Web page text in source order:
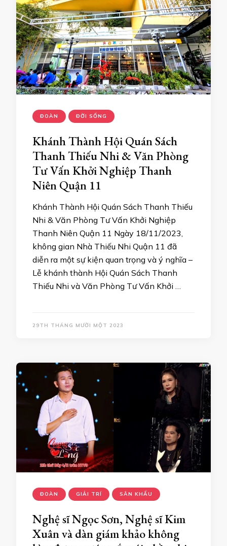
ĐOÀN ĐỜI SỐNG
Khánh Thành Hội Quán Sách
Thanh Thiếu Nhi & Văn Phòng
Tư Vấn Khởi Nghiệp Thanh
Niên Quận 11
Khánh Thành Hội Quán Sách Thanh Thiếu
Nhi & Văn Phòng Tư Vấn Khởi Nghiệp
Thanh Niên Quận 11 Ngày 18/11/2023,
không gian Nhà Thiếu Nhi Quận 11 đã
diễn ra một sự kiện quan trọng và ý nghĩa –
Lễ khánh thành Hội Quán Sách Thanh
Thiếu Nhi và Văn Phòng Tư Vấn Khởi …
29TH THÁNG MƯỜI MỘT 2023
ĐOÀN GIẢI TRÍ SÂN KHẤU
Nghệ sĩ Ngọc Sơn, Nghệ sĩ Kim
Xuân và dàn giám khảo không